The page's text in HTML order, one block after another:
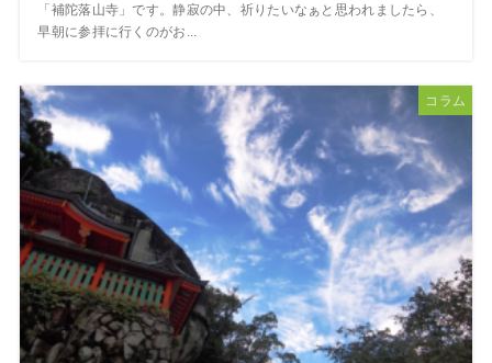
「補陀落山寺」です。静寂の中、祈りたいなぁと思われましたら、
早朝に参拝に行くのがお...
コラム